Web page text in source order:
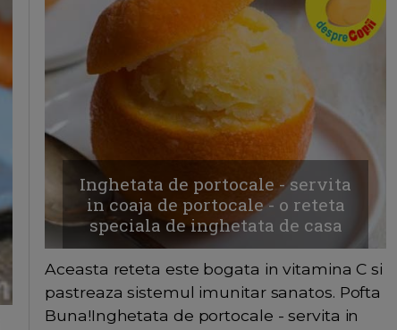
Inghetata de portocale - servita
in coaja de portocale - o reteta
speciala de inghetata de casa
Aceasta reteta este bogata in vitamina C si
pastreaza sistemul imunitar sanatos. Pofta
Buna!Inghetata de portocale - servita in